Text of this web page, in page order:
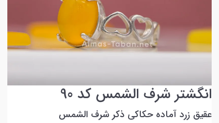
انگشتر شرف الشمس کد 90
عقیق زرد آماده حکاکی ذکر شرف الشمس